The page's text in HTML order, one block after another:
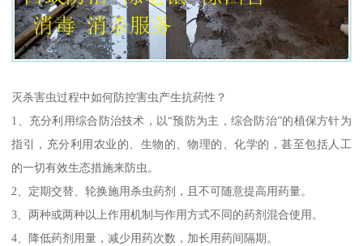
灭杀害虫过程中如何防控害虫产生抗药性？
1、充分利用综合防治技术，以“预防为主，综合防治”的植保方针为
指引，充分利用农业的、生物的、物理的、化学的，甚至包括人工
的一切有效生态措施来防虫。
2、定期交替、轮换施用杀虫药剂，且不可随意提高用药量。
3、两种或两种以上作用机制与作用方式不同的药剂混合使用。
4、降低药剂用量，减少用药次数，加长用药间隔期。